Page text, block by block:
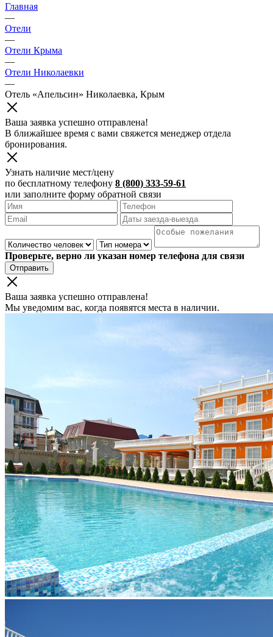
Главная
—
Отели
—
Отели Крыма
—
Отели Николаевки
—
Отель «Апельсин» Николаевка, Крым
Ваша заявка успешно отправлена!
В ближайшее время с вами свяжется менеджер отдела
бронирования.
Узнать наличие мест/цену
по бесплатному телефону 8 (800) 333-59-61
или заполните форму обратной связи
Проверьте, верно ли указан номер телефона для связи
Отправить
Ваша заявка успешно отправлена!
Мы уведомим вас, когда появятся места в наличии.